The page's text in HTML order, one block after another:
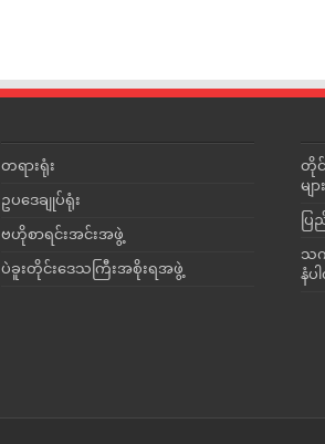
တရားရုံး
ဥပဒေချုပ်ရုံး
ဗဟိုစာရင်းအင်းအဖွဲ့
ပဲခူးတိုင်းဒေသကြီးအစိုးရအဖွဲ့
တို
များ
ပြ
သက်
နံပ